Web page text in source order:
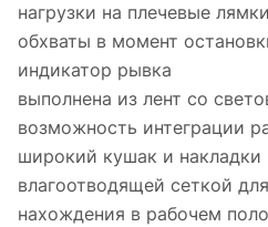
нагрузки на плечевые
обхваты в момент
индикатор рывка
выполнена из лент со
возможность интеграции
широкий кушак и накладки
влагоотводящей сеткой
нахождения в рабочем